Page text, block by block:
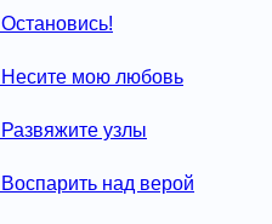
Остановись!
Несите мою любовь
Развяжите узлы
Воспарить над верой